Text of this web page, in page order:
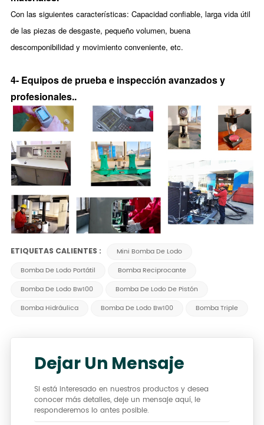
Con las siguientes características: Capacidad confiable, larga vida útil
de las piezas de desgaste, pequeño volumen, buena
descomponibilidad y movimiento conveniente, etc.
4- Equipos de prueba e inspección avanzados y
profesionales..
ETIQUETAS CALIENTES :
Mini Bomba De Lodo
Bomba De Lodo Portátil
Bomba Reciprocante
Bomba De Lodo Bw100
Bomba De Lodo De Pistón
Bomba Hidráulica
Bomba De Lodo Bw100 Bomba Triple
Dejar Un Mensaje
Si está interesado en nuestros productos y desea
conocer más detalles, deje un mensaje aquí, le
responderemos lo antes posible.